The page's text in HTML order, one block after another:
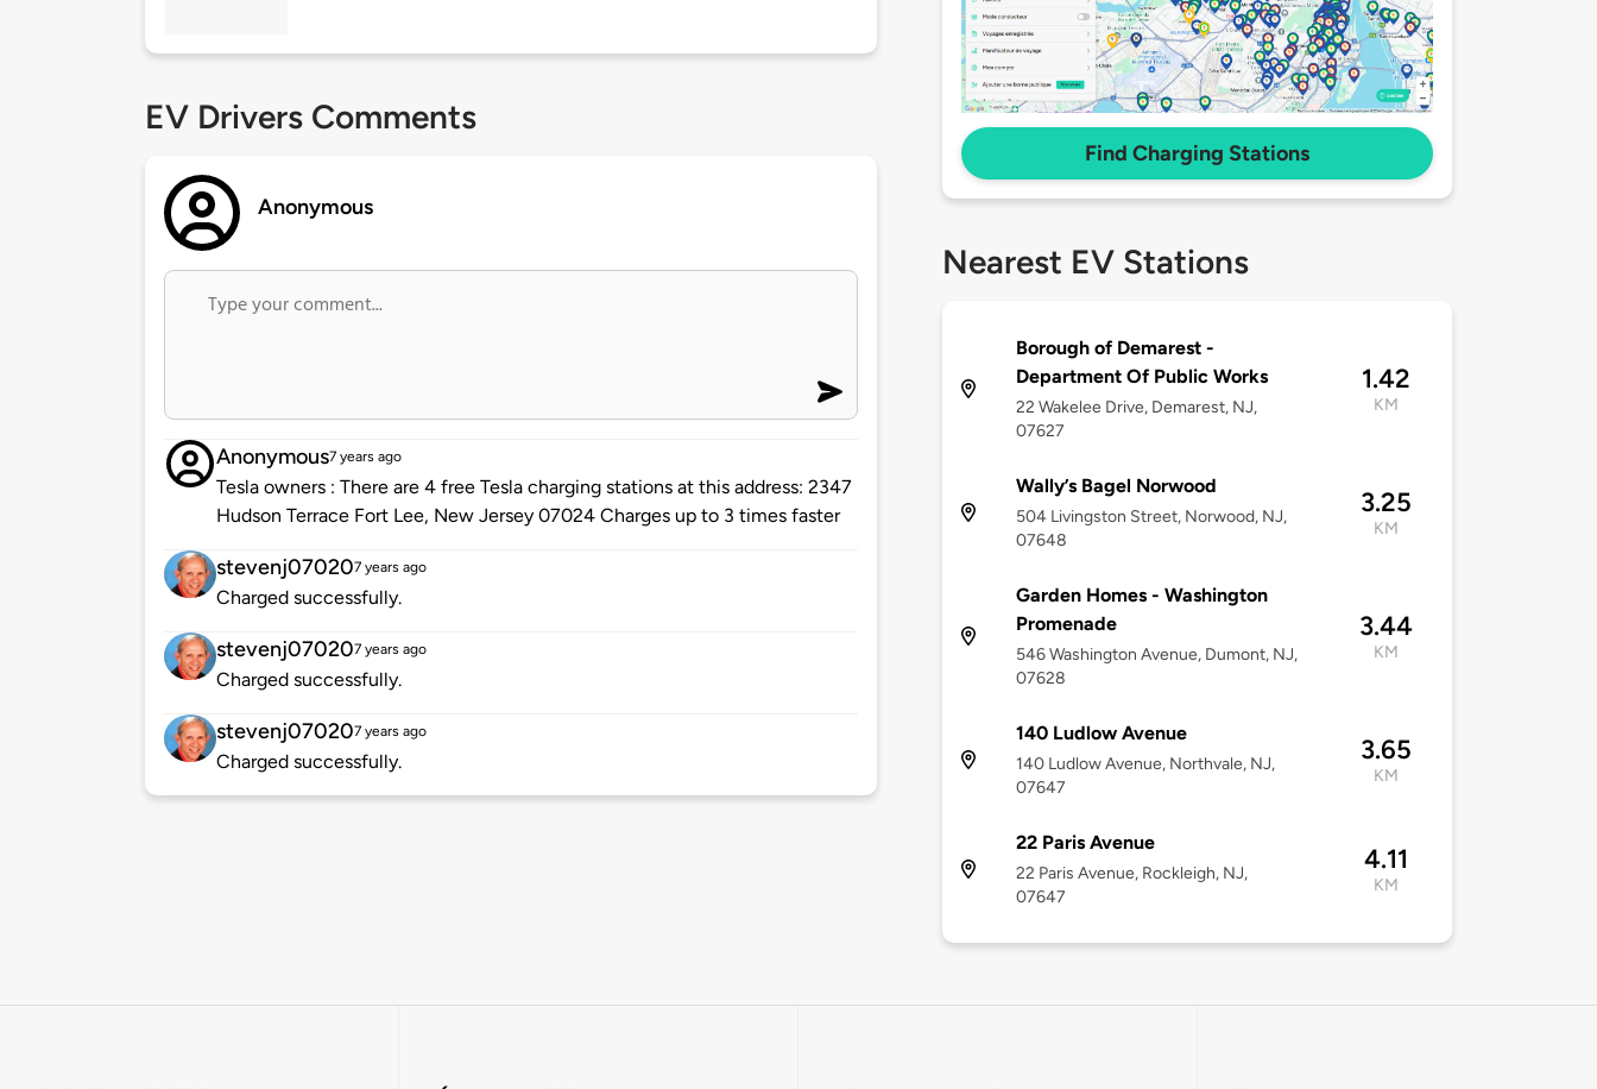
EV Drivers Comments
Anonymous
Anonymous7 years ago
Tesla owners : There are 4 free Tesla charging stations at this address: 2347
Hudson Terrace Fort Lee, New Jersey 07024 Charges up to 3 times faster
stevenj070207 years ago
Charged successfully.
stevenj070207 years ago
Charged successfully.
stevenj070207 years ago
Charged successfully.
Find Charging Stations
Nearest EV Stations
Borough of Demarest -
Department Of Public Works
22 Wakelee Drive, Demarest, NJ,
07627
1.42
KM
Wally’s Bagel Norwood
504 Livingston Street, Norwood, NJ,
07648
3.25
KM
Garden Homes - Washington
Promenade
546 Washington Avenue, Dumont, NJ,
07628
3.44
KM
140 Ludlow Avenue
140 Ludlow Avenue, Northvale, NJ,
07647
3.65
KM
22 Paris Avenue
22 Paris Avenue, Rockleigh, NJ,
07647
4.11
KM